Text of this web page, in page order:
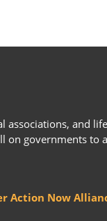
and
governments
Action Now